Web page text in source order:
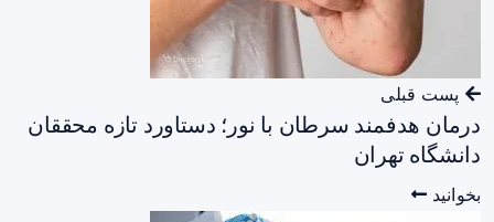
پست قبلی
درمان هدفمند سرطان با نور؛ دستاورد تازه محققان
دانشگاه تهران
بخوانید